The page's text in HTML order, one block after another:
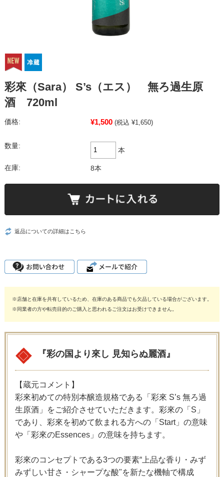
彩來（Sara） S’s（エス） 無ろ過生原
酒 720ml
価格: ¥1,500 (税込 ¥1,650)
数量:
本
在庫: 8本
返品についての詳細はこちら
※店舗と在庫を共有しているため、在庫のある商品でも欠品している場合がございます。
※同業者の方や転売目的のご購入と思われるご注文はお受けできません。
『彩の国より來し 見知らぬ麗酒』
【蔵元コメント】
彩來初めての特別本醸造規格である「彩來 S’s 無ろ過
生原酒」をご紹介させていただきます。彩來の「S」
であり、彩來を初めて飲まれる方への「Start」の意味
や「彩來のEssences」の意味を持ちます。
彩來のコンセプトである3つの要素“上品な香り・みず
みずしい甘さ・シャープな酸"を新たな機軸で構成